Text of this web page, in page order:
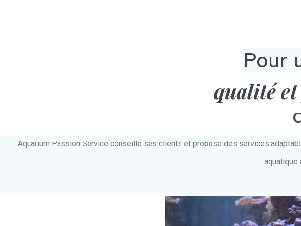
Pour
qualité
Aquarium Passion Service conseille ses clients et propose des services
aquatique